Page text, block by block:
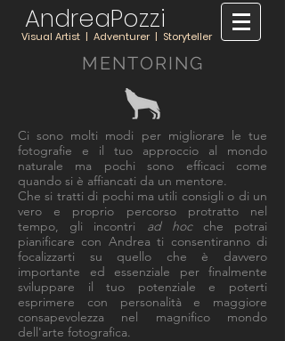
AndreaPozzi
Visual Artist | Adventurer | Storyteller
MENTORING
Ci sono molti modi per migliorare le tue
fotografie e il tuo approccio al mondo
naturale ma pochi sono efficaci come
quando si è affiancati da un mentore.
Che si tratti di pochi ma utili consigli o di un
vero e proprio percorso protratto nel
tempo, gli incontri ad hocche potrai
pianificare con Andrea ti consentiranno di
focalizzarti su quello che è davvero
importante ed essenziale per finalmente
sviluppare il tuo potenziale e poterti
esprimere con personalità e maggiore
consapevolezza nel magnifico mondo
dell'arte fotografica.